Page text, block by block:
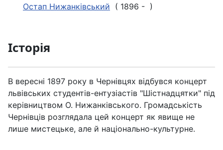
Остап Нижанківський ( 1896 - )
Історія
В вересні 1897 року в Чернівцях відбувся концерт
львівських студентів-ентузіастів "Шістнадцятки" під
керівництвом О. Нижанківського. Громадськість
Чернівців розглядала цей концерт як явище не
лише мистецьке, але й національно-культурне.